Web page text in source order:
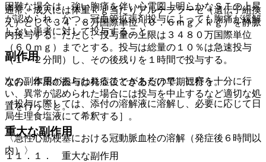
困難な場合は、強い胸痛を伴い心電図上明らかなＳＴの上昇
が認められ、かつ、冠血管拡張剤投与によっても胸痛が緩解
しない患者に対して投与すること。
副作用
次の副作用があらわれることがあるので、観察を十分に行
い、異常が認められた場合には投与を中止するなど適切な処
置を行うこと。
重大な副作用
１１．１． 重大な副作用
通常、成人には体重ｋｇ当たりアルテプラーゼ（遺伝子組換
え）として３４．８万国際単位（０．６ｍｇ／ｋｇ）を静脈
内投与する。ただし、投与量の上限は３４８０万国際単位
（６０ｍｇ）までとする。投与は総量の１０％は急速投与
（１〜２分間）し、その後残りを１時間で投与する。
なお、本薬の投与は発症後できるだけ早期に行う。
［投与に際しては、添付の溶解液に溶解し、必要に応じて日
局生理食塩液にて希釈する］。
〈急性心筋梗塞における冠動脈血栓の溶解（発症後６時間以
内）〉